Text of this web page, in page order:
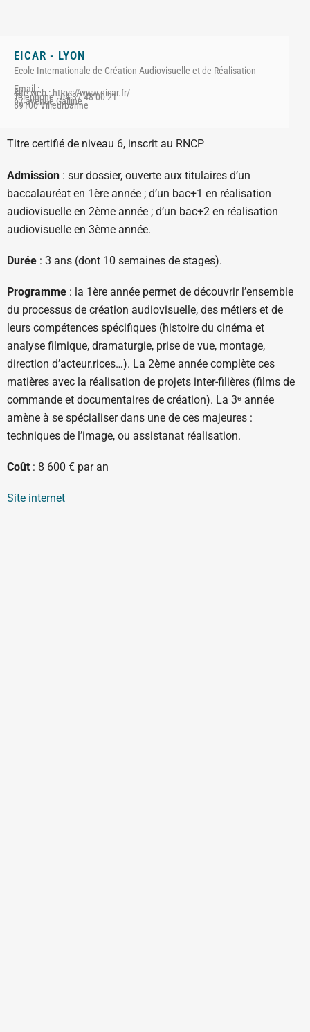
EICAR - LYON
Ecole Internationale de Création Audiovisuelle et de Réalisation
Email :
Site web : https://www.eicar.fr/
Téléphone : 04 37 48 00 21
67 avenue Galline
69100 Villeurbanne
Titre certifié de niveau 6, inscrit au RNCP
Admission : sur dossier, ouverte aux titulaires d’un
baccalauréat en 1ère année ; d’un bac+1 en réalisation
audiovisuelle en 2ème année ; d’un bac+2 en réalisation
audiovisuelle en 3ème année.
Durée : 3 ans (dont 10 semaines de stages).
Programme : la 1ère année permet de découvrir l’ensemble
du processus de création audiovisuelle, des métiers et de
leurs compétences spécifiques (histoire du cinéma et
analyse filmique, dramaturgie, prise de vue, montage,
direction d’acteur.rices…). La 2ème année complète ces
matières avec la réalisation de projets inter-filières (films de
commande et documentaires de création). La 3ᵉ année
amène à se spécialiser dans une de ces majeures :
techniques de l’image, ou assistanat réalisation.
Coût : 8 600 € par an
Site internet